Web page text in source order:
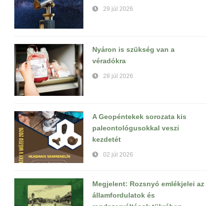
29 júl 2026
Nyáron is szükség van a
véradókra
28 júl 2026
A Geopéntekek sorozata kis
paleontológusokkal veszi
kezdetét
02 júl 2026
Megjelent: Rozsnyó emlékjelei az
államfordulatok és